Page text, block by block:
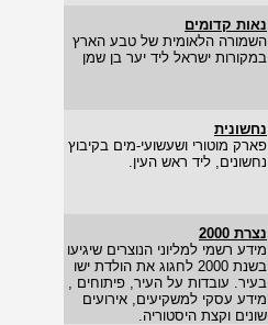
נאות קדומים
השמורה הלאומית של טבע הארץ
במקורות ישראל ליד יער בן שמן
נחשונית
פארק מוטורי ושעשועי-מים בקיבוץ
נחשונים, ליד ראש העין.
נצרת 2000
מידע רשמי למליוני הנוצרים שיגיעו
בשנת 2000 לחגוג את הולדת ישו
בעיר. עובדות על העיר, פיתוחים ,
מידע עסקי למשקיעים, אירועים
שונים וקצת היסטוריה.